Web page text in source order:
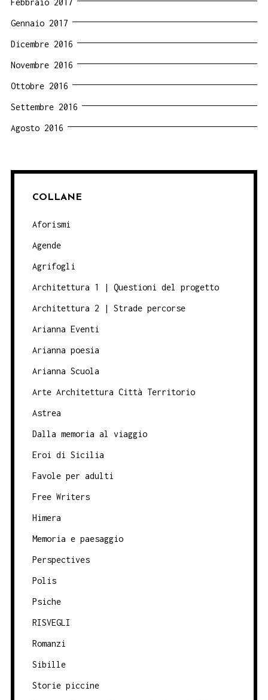
Febbraio 2017
Gennaio 2017
Dicembre 2016
Novembre 2016
Ottobre 2016
Settembre 2016
Agosto 2016
COLLANE
Aforismi
Agende
Agrifogli
Architettura 1 | Questioni del progetto
Architettura 2 | Strade percorse
Arianna Eventi
Arianna poesia
Arianna Scuola
Arte Architettura Città Territorio
Astrea
Dalla memoria al viaggio
Eroi di Sicilia
Favole per adulti
Free Writers
Himera
Memoria e paesaggio
Perspectives
Polis
Psiche
RISVEGLI
Romanzi
Sibille
Storie piccine